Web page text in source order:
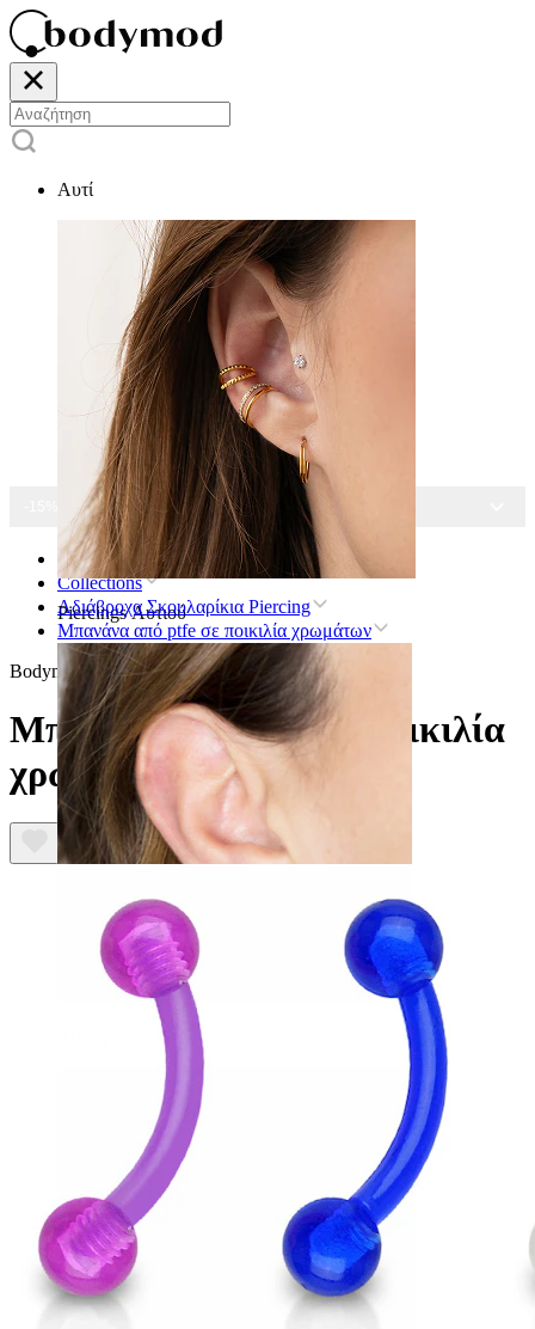
Αυτί
Piercings Αυτιού
-15% ΣΕ ΌΛΑ ΤΑ ΣΚΟΥΛΑΡΊΚΙΑ
Αρχική
Collections
Αδιάβροχα Σκουλαρίκια Piercing
Μπανάνα από ptfe σε ποικιλία χρωμάτων
Bodymod Essentials
Μπανάνα από ptfe σε ποικιλία
χρωμάτων